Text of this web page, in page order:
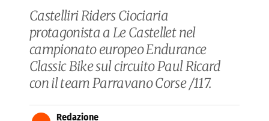
Castelliri Riders Ciociaria
protagonista a Le Castellet nel
campionato europeo Endurance
Classic Bike sul circuito Paul Ricard
con il team Parravano Corse /117.
Redazione